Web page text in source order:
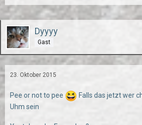
Dyyyy
Gast
23. Oktober 2015
Pee or not to pee
Falls das jetzt wer
Uhm sein